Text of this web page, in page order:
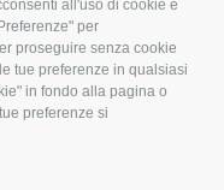
all'uso di cookie e
per
proseguire senza cookie
tue preferenze in qualsiasi
in fondo alla pagina o
preferenze si
Newsletter